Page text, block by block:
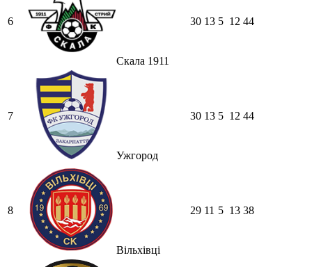
6
Скала 1911
30 13 5 12 44
7
Ужгород
30 13 5 12 44
8
Вільхівці
29 11 5 13 38